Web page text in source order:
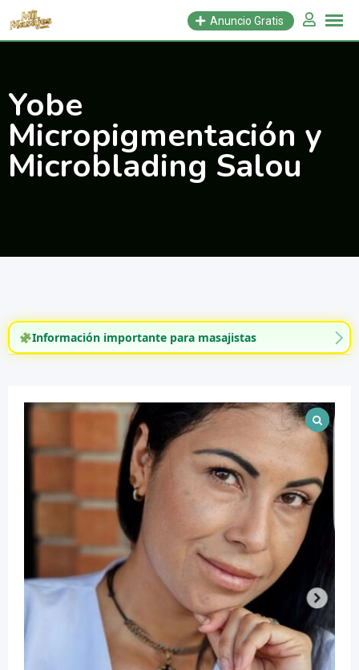
Saltar
Anuncio Gratis
Yobe
Micropigmentación y
Microblading Salou
Información importante para masajistas